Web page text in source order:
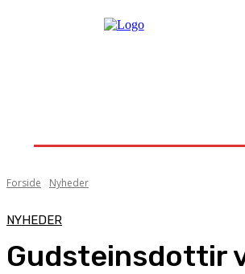
Forside Nyheder
NYHEDER
Gudsteinsdottir